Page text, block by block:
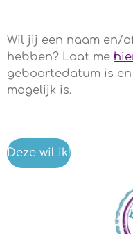
Wil jij een naam en/
hebben? Laat me
geboortedatum is
mogelijk is.
Deze wil ik!